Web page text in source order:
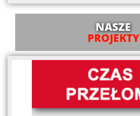
NASZE
PROJEKTY